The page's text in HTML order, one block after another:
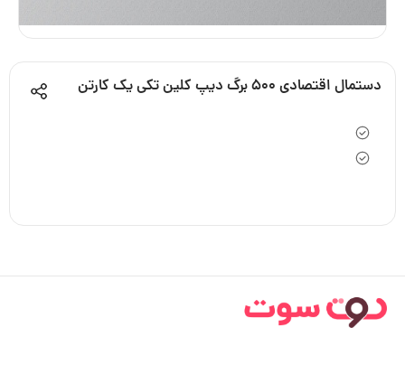
دستمال اقتصادی 500 برگ دیپ کلین تکی یک کارتن